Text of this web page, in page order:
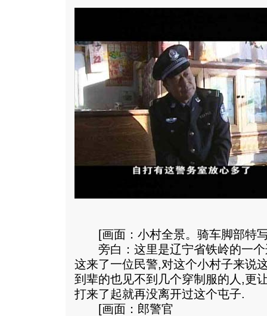
[画面：小村全景。骑车脚部特
旁白：这里是辽宁省铁岭的一个
这来了一位民警,对这个小村子来说
到辈的也见不到几个穿制服的人,更
打来了起就再没离开过这个屯子.
[画面：郎警官